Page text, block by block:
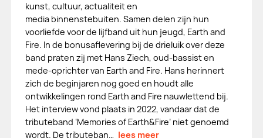
kunst, cultuur, actualiteit en
media binnenstebuiten. Samen delen zijn hun
voorliefde voor de lijfband uit hun jeugd, Earth and
Fire. In de bonusaflevering bij de drieluik over deze
band praten zij met Hans Ziech, oud-bassist en
mede-oprichter van Earth and Fire. Hans herinnert
zich de beginjaren nog goed en houdt alle
ontwikkelingen rond Earth and Fire nauwlettend bij.
Het interview vond plaats in 2022, vandaar dat de
tributeband ‘Memories of Earth&Fire’ niet genoemd
wordt. De tributeban… lees meer